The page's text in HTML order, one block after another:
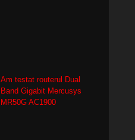
Am testat routerul Dual
Band Gigabit Mercusys
MR50G AC1900